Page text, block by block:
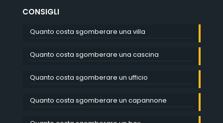
CONSIGLI
Quanto costa sgomberare una villa
Quanto costa sgomberare una cascina
Quanto costa sgomberare un ufficio
Quanto costa sgomberare un capannone